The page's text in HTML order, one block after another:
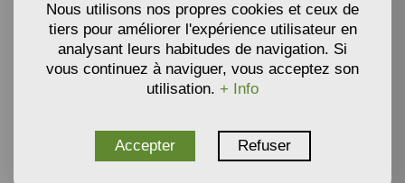
PRODUITS ASSOCIÉS
'Golden Self Blanching 2'
Nous utilisons nos propres cookies et ceux de
tiers pour améliorer l'expérience utilisateur en
analysant leurs habitudes de navigation. Si
vous continuez à naviguer, vous acceptez son
utilisation. + Info
Accepter Refuser